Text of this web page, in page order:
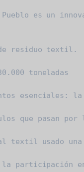
Pueblo es un
residuo textil.
toneladas
esenciales:
que pasan por
textil usado una
la participación